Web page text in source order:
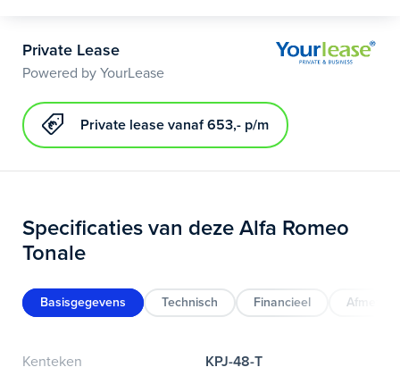
Private Lease
Powered by YourLease
Private lease vanaf 653,- p/m
Specificaties van deze Alfa Romeo
Tonale
Basisgegevens Technisch Financieel
Kenteken
KPJ-48-T